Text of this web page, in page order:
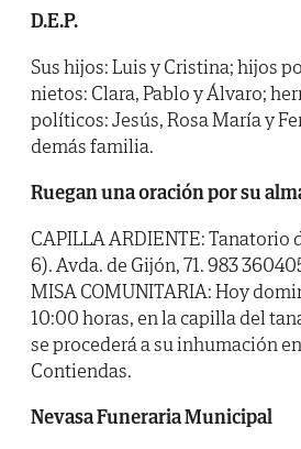
D.E.P.
Sus hijos: Luis y Cristina; hijos
nietos: Clara, Pablo y Álvaro;
políticos: Jesús, Rosa María y
demás familia.
Ruegan una oración por su
CAPILLA ARDIENTE: Tanatorio
6). Avda. de Gijón, 71. 983
MISA COMUNITARIA: Hoy
10:00 horas, en la capilla del
se procederá a su inhumación
Contiendas.
Nevasa Funeraria Municipal